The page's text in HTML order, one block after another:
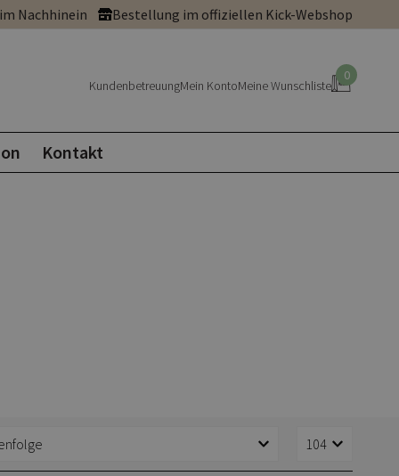
Nachhinein Bestellung im offiziellen Kick-Webshop
KundenbetreuungMein KontoMeine Wunschliste
0
Kontakt